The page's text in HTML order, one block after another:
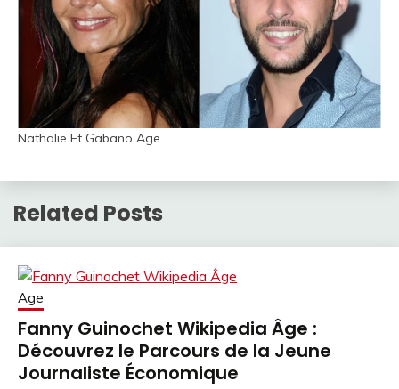
Nathalie Et Gabano Age
Related Posts
Age
Fanny Guinochet Wikipedia Âge :
Découvrez le Parcours de la Jeune
Journaliste Économique